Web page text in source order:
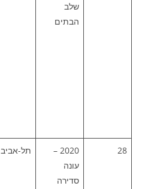
שלב
הבתים
28
2020 –
עונה
סדירה
תל-אביב